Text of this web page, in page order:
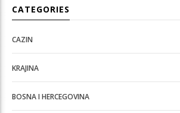
CATEGORIES
CAZIN
KRAJINA
BOSNA I HERCEGOVINA